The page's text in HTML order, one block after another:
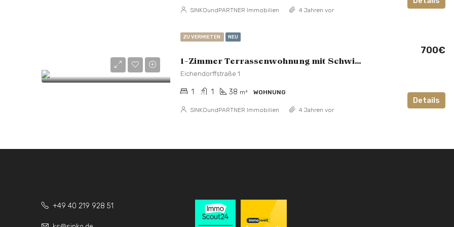
SINKOundPARTNER Immobilien 4 Jahren vor
ZU VERMIETEN NEU
1-Zimmer Terrassenwohnung mit Schwimmbad, Sauna und Stellplatz
700€
Eichendorffstraße 1
1 1 38 m² WOHNUNG
Details
SINKOundPARTNER Immobilien 4 Jahren vor
+49 40 219 928 51